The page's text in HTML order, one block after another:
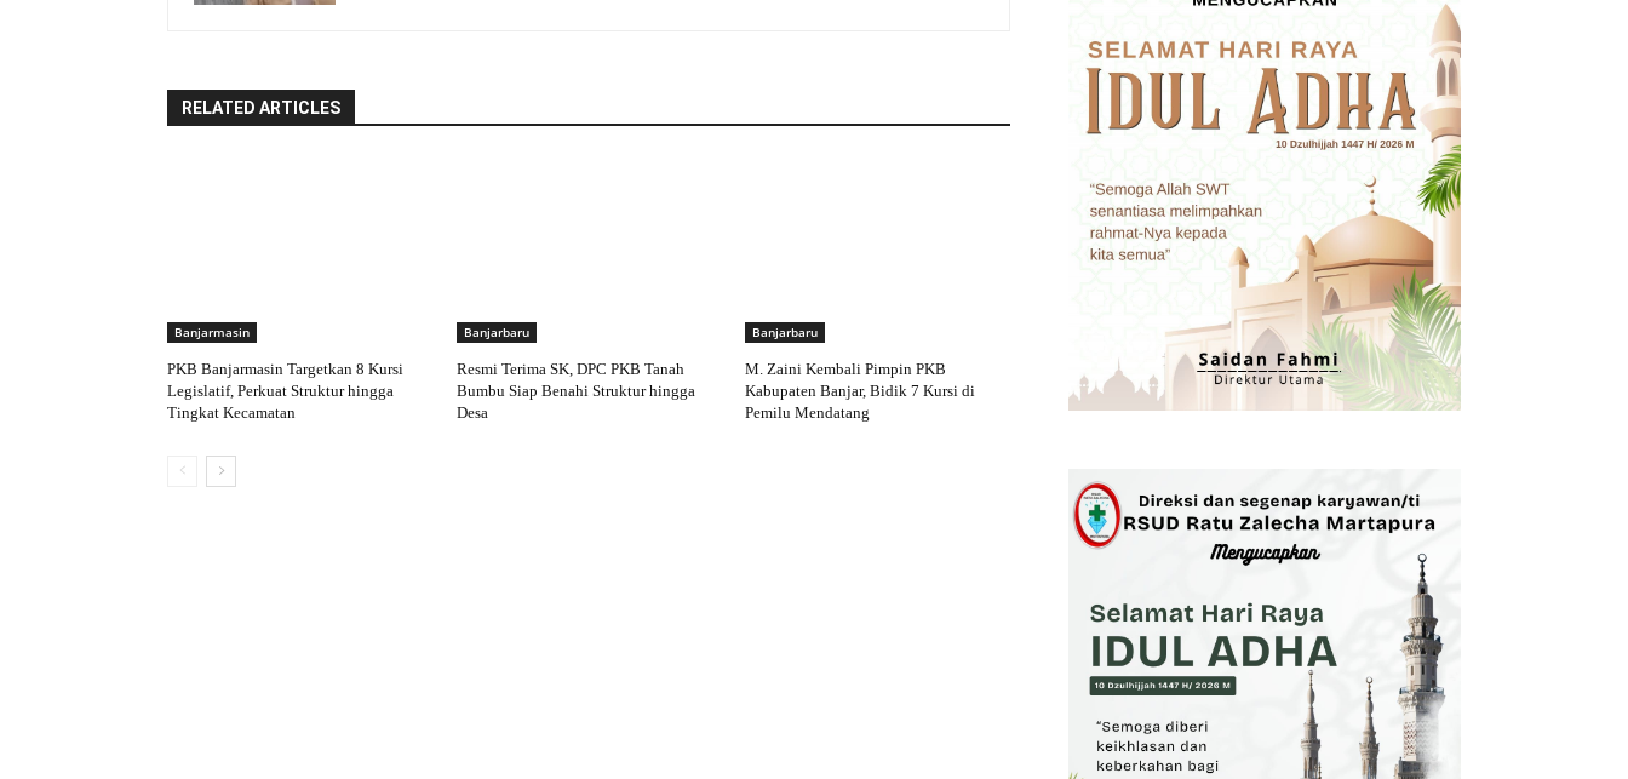
RELATED ARTICLES
Banjarmasin
PKB Banjarmasin Targetkan 8 Kursi
Legislatif, Perkuat Struktur hingga
Tingkat Kecamatan
Banjarbaru
Resmi Terima SK, DPC PKB Tanah
Bumbu Siap Benahi Struktur hingga
Desa
Banjarbaru
M. Zaini Kembali Pimpin PKB
Kabupaten Banjar, Bidik 7 Kursi di
Pemilu Mendatang